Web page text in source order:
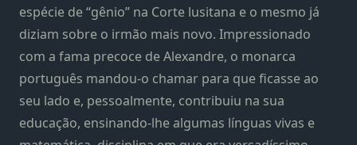
espécie de “gênio” na Corte lusitana e o mesmo já
diziam sobre o irmão mais novo. Impressionado
com a fama precoce de Alexandre, o monarca
português mandou-o chamar para que ficasse ao
seu lado e, pessoalmente, contribuiu na sua
educação, ensinando-lhe algumas línguas vivas e